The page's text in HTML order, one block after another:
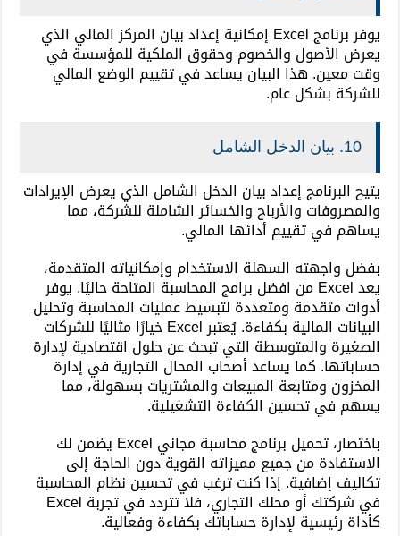
يوفر برنامج Excel إمكانية إعداد بيان المركز المالي الذي
يعرض الأصول والخصوم وحقوق الملكية للمؤسسة في
وقت معين. هذا البيان يساعد في تقييم الوضع المالي
للشركة بشكل عام.
10. بيان الدخل الشامل
يتيح البرنامج إعداد بيان الدخل الشامل الذي يعرض الإيرادات
والمصروفات والأرباح والخسائر الشاملة للشركة، مما
يساهم في تقييم أدائها المالي.
بفضل واجهته السهلة الاستخدام وإمكانياته المتقدمة،
يعد Excel من افضل برامج المحاسبة المتاحة حاليًا. يوفر
أدوات متقدمة ومتعددة لتبسيط عمليات المحاسبة وتحليل
البيانات المالية بكفاءة. يُعتبر Excel خيارًا مثاليًا للشركات
الصغيرة والمتوسطة التي تبحث عن حلول اقتصادية لإدارة
حساباتها. كما يساعد أصحاب المحال التجارية في إدارة
المخزون ومتابعة المبيعات والمشتريات بسهولة، مما
يسهم في تحسين الكفاءة التشغيلية.
باختصار، تحميل برنامج محاسبة مجاني Excel يضمن لك
الاستفادة من جميع مميزاته القوية دون الحاجة إلى
تكاليف إضافية. إذا كنت ترغب في تحسين نظام المحاسبة
في شركتك أو محلك التجاري، فلا تتردد في تجربة Excel
كأداة رئيسية لإدارة حساباتك بكفاءة وفعالية.